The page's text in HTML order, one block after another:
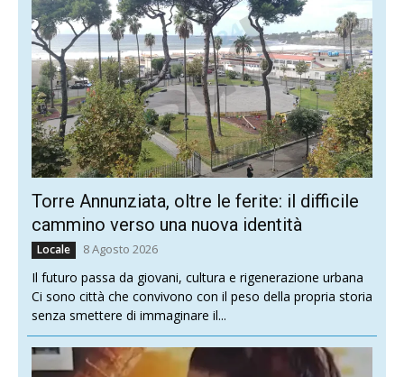
Torre Annunziata, oltre le ferite: il difficile
cammino verso una nuova identità
Locale 8 Agosto 2026
Il futuro passa da giovani, cultura e rigenerazione urbana
Ci sono città che convivono con il peso della propria storia
senza smettere di immaginare il...